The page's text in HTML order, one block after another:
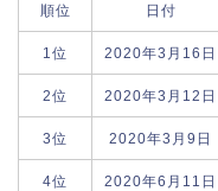
順位 日付
1位 2020年3月16日
2位 2020年3月12日
3位 2020年3月9日
4位 2020年6月11日